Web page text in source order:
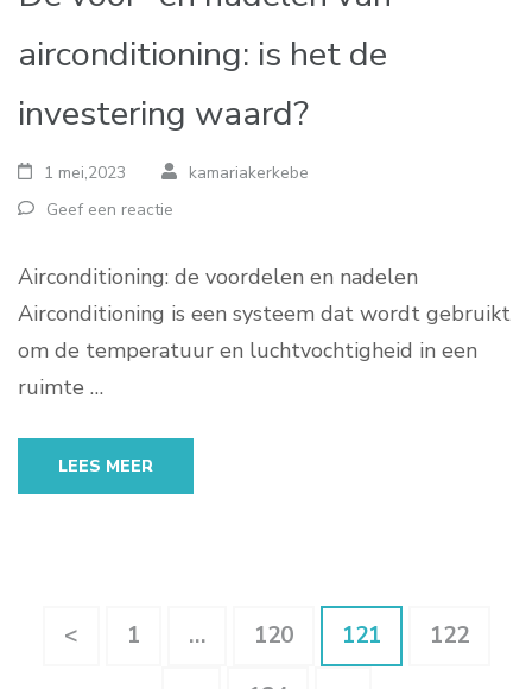
airconditioning: is het de
investering waard?
1 mei,2023
kamariakerkebe
Geef een reactie
Airconditioning: de voordelen en nadelen
Airconditioning is een systeem dat wordt gebruikt
om de temperatuur en luchtvochtigheid in een
ruimte …
LEES MEER
Berichten
< Pagina
1 … Pagina
120 Pagina
121 Pagina
122